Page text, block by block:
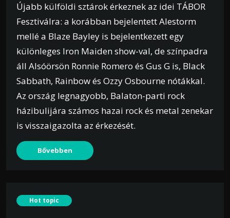
Újabb külföldi sztárok érkeznek az idei TÁBOR
Fesztiválra: a korábban bejelentett Alestorm
mellé a Blaze Bayley is bejelentkezett egy
különleges Iron Maiden show-val, de színpadra
áll Alsóörsön Ronnie Romero és Gus G is, Black
Sabbath, Rainbow és Ozzy Osbourne nótákkal.
Az ország legnagyobb, Balaton-parti rock
házibulijára számos hazai rock és metal zenekar
is visszaigazolta az érkezését.
Bővebben
Hot topic